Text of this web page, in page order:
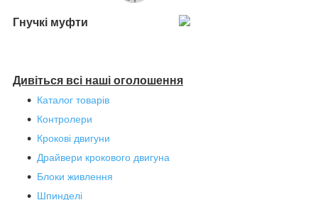
Гнучкі муфти
Дивіться всі наші оголошення
Каталог товарів
Контролери
Крокові двигуни
Драйвери крокового двигуна
Блоки живлення
Шпинделі